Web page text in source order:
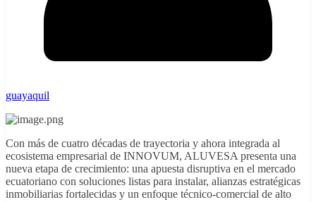
guayaquil
Con más de cuatro décadas de trayectoria y ahora integrada al
ecosistema empresarial de INNOVUM, ALUVESA presenta una
nueva etapa de crecimiento: una apuesta disruptiva en el mercado
ecuatoriano con soluciones listas para instalar, alianzas estratégicas
inmobiliarias fortalecidas y un enfoque técnico-comercial de alto